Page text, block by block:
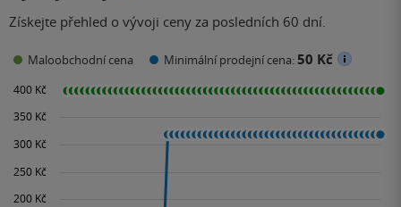
Získejte přehled o vývoji ceny za posledních 60 dní.
Maloobchodní cena Minimální prodejní cena:50 Kč